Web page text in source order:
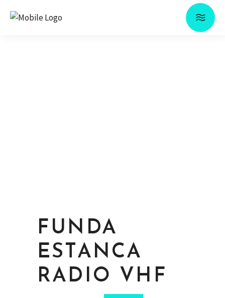
FUNDA
ESTANCA
RADIO VHF